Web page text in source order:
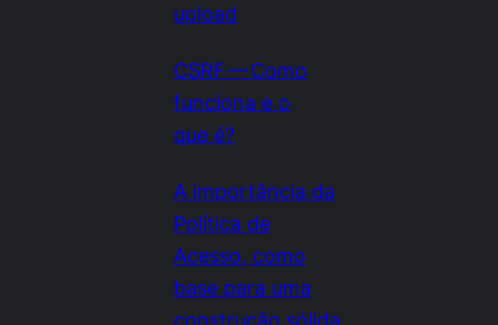
upload
CSRF — Como
funciona e o
que é?
A importância da
Política de
Acesso, como
base para uma
construção sólida